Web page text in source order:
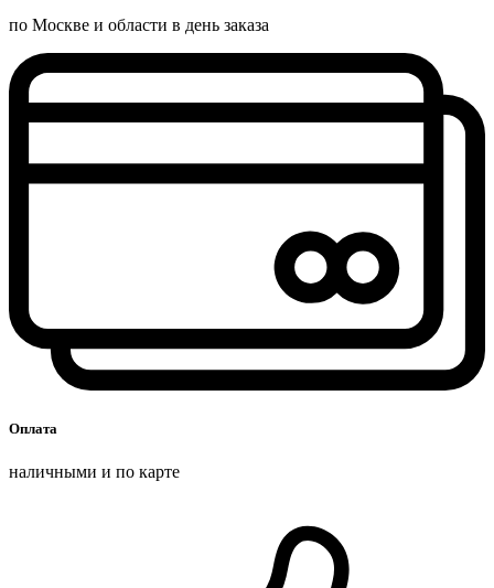
по Москве и области в день заказа
Оплата
наличными и по карте